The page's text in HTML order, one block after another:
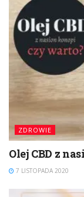
ZDROWIE
Olej CBD z
7 LISTOPADA 2020